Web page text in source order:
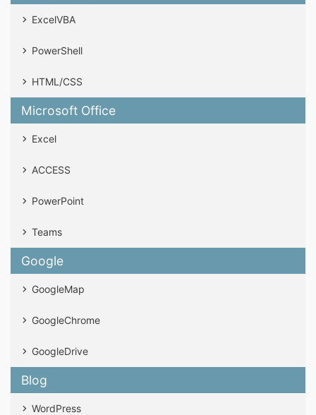
ExcelVBA
PowerShell
HTML/CSS
Microsoft Office
Excel
ACCESS
PowerPoint
Teams
Google
GoogleMap
GoogleChrome
GoogleDrive
Blog
WordPress